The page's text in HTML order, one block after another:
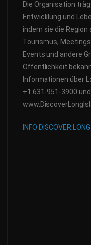
Die Organisation
Entwicklung und
indem sie die
Tourismus,
Events und andere
Öffentlichkeit
Informationen über
+1 631-951-3900
INFO DISCOVER